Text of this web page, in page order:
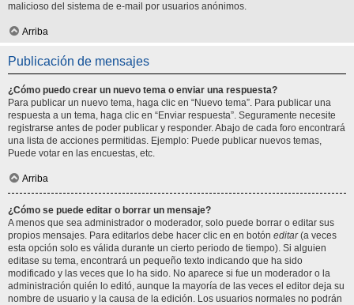
malicioso del sistema de e-mail por usuarios anónimos.
Arriba
Publicación de mensajes
¿Cómo puedo crear un nuevo tema o enviar una respuesta?
Para publicar un nuevo tema, haga clic en “Nuevo tema”. Para publicar una
respuesta a un tema, haga clic en “Enviar respuesta”. Seguramente necesite
registrarse antes de poder publicar y responder. Abajo de cada foro encontrará
una lista de acciones permitidas. Ejemplo: Puede publicar nuevos temas,
Puede votar en las encuestas, etc.
Arriba
¿Cómo se puede editar o borrar un mensaje?
A menos que sea administrador o moderador, solo puede borrar o editar sus
propios mensajes. Para editarlos debe hacer clic en en botón editar(a veces
esta opción solo es válida durante un cierto periodo de tiempo). Si alguien
editase su tema, encontrará un pequeño texto indicando que ha sido
modificado y las veces que lo ha sido. No aparece si fue un moderador o la
administración quién lo editó, aunque la mayoría de las veces el editor deja su
nombre de usuario y la causa de la edición. Los usuarios normales no podrán